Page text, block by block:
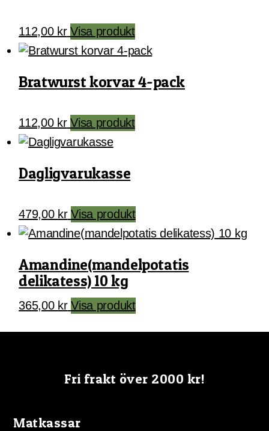
112,00 kr Visa produkt
Bratwurst korvar 4-pack
112,00 kr Visa produkt
Dagligvarukasse
479,00 kr Visa produkt
Amandine(mandelpotatis
delikatess) 10 kg
365,00 kr Visa produkt
Fri frakt över 2000 kr!
Matkassar